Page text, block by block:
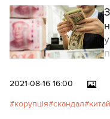
2021-08-16 16:00
корупція скандал китай